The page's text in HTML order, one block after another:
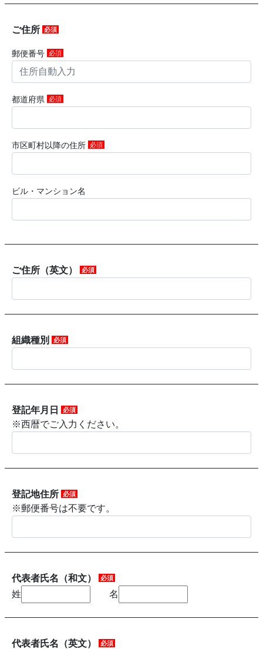
ご住所 必須
郵便番号 必須
都道府県 必須
市区町村以降の住所 必須
ビル・マンション名
ご住所（英文） 必須
組織種別 必須
登記年月日 必須
※西暦でご入力ください。
登記地住所 必須
※郵便番号は不要です。
代表者氏名（和文） 必須
姓 名
代表者氏名（英文） 必須